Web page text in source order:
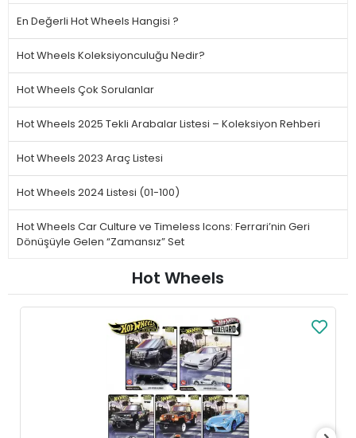
En Değerli Hot Wheels Hangisi ?
Hot Wheels Koleksiyonculuğu Nedir?
Hot Wheels Çok Sorulanlar
Hot Wheels 2025 Tekli Arabalar Listesi – Koleksiyon Rehberi
Hot Wheels 2023 Araç Listesi
Hot Wheels 2024 Listesi (01-100)
Hot Wheels Car Culture ve Timeless Icons: Ferrari’nin Geri
Dönüşüyle Gelen “Zamansız” Set
Hot Wheels